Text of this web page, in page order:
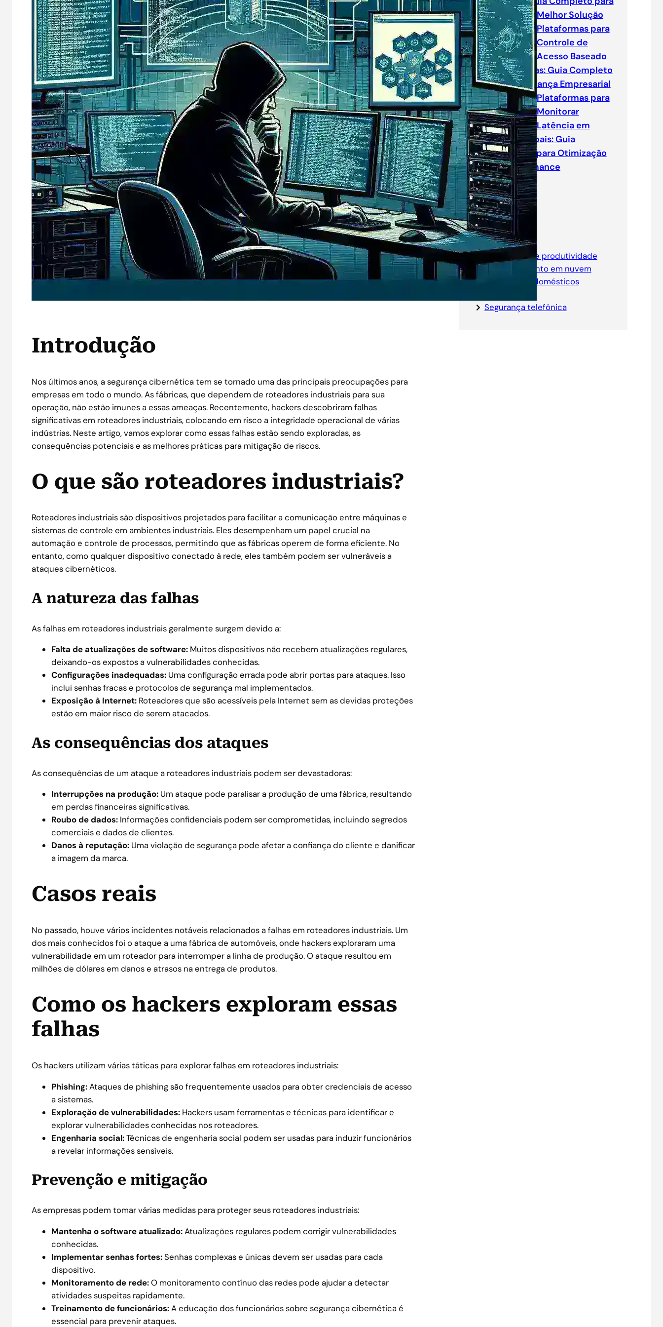
Introdução
Nos últimos anos, a segurança cibernética tem se tornado uma das principais preocupações para
empresas em todo o mundo. As fábricas, que dependem de roteadores industriais para sua
operação, não estão imunes a essas ameaças. Recentemente, hackers descobriram falhas
significativas em roteadores industriais, colocando em risco a integridade operacional de várias
indústrias. Neste artigo, vamos explorar como essas falhas estão sendo exploradas, as
consequências potenciais e as melhores práticas para mitigação de riscos.
O que são roteadores industriais?
Roteadores industriais são dispositivos projetados para facilitar a comunicação entre máquinas e
sistemas de controle em ambientes industriais. Eles desempenham um papel crucial na
automação e controle de processos, permitindo que as fábricas operem de forma eficiente. No
entanto, como qualquer dispositivo conectado à rede, eles também podem ser vulneráveis a
ataques cibernéticos.
A natureza das falhas
As falhas em roteadores industriais geralmente surgem devido a:
Falta de atualizações de software: Muitos dispositivos não recebem atualizações regulares,
deixando-os expostos a vulnerabilidades conhecidas.
Configurações inadequadas: Uma configuração errada pode abrir portas para ataques. Isso
inclui senhas fracas e protocolos de segurança mal implementados.
Exposição à Internet: Roteadores que são acessíveis pela Internet sem as devidas proteções
estão em maior risco de serem atacados.
As consequências dos ataques
As consequências de um ataque a roteadores industriais podem ser devastadoras:
Interrupções na produção: Um ataque pode paralisar a produção de uma fábrica, resultando
em perdas financeiras significativas.
Roubo de dados: Informações confidenciais podem ser comprometidas, incluindo segredos
comerciais e dados de clientes.
Danos à reputação: Uma violação de segurança pode afetar a confiança do cliente e danificar
a imagem da marca.
Casos reais
No passado, houve vários incidentes notáveis relacionados a falhas em roteadores industriais. Um
dos mais conhecidos foi o ataque a uma fábrica de automóveis, onde hackers exploraram uma
vulnerabilidade em um roteador para interromper a linha de produção. O ataque resultou em
milhões de dólares em danos e atrasos na entrega de produtos.
Como os hackers exploram essas
falhas
Os hackers utilizam várias táticas para explorar falhas em roteadores industriais:
Phishing:Ataques de phishing são frequentemente usados para obter credenciais de acesso
a sistemas.
Exploração de vulnerabilidades: Hackers usam ferramentas e técnicas para identificar e
explorar vulnerabilidades conhecidas nos roteadores.
Engenharia social:Técnicas de engenharia social podem ser usadas para induzir funcionários
a revelar informações sensíveis.
Prevenção e mitigação
As empresas podem tomar várias medidas para proteger seus roteadores industriais:
Mantenha o software atualizado:Atualizações regulares podem corrigir vulnerabilidades
conhecidas.
Implementar senhas fortes:Senhas complexas e únicas devem ser usadas para cada
dispositivo.
Monitoramento de rede:O monitoramento contínuo das redes pode ajudar a detectar
atividades suspeitas rapidamente.
Treinamento de funcionários:A educação dos funcionários sobre segurança cibernética é
essencial para prevenir ataques.
Escolher a Melhor Solução
Plataformas para
Controle de
Acesso Baseado
em Políticas: Guia Completo
para Segurança Empresarial
Plataformas para
Monitorar
Latência em
Redes Globais: Guia
Completo para Otimização
de Performance
Categorias
Aplicativos de produtividade
Armazenamento em nuvem
Dispositivos domésticos
Segurança telefônica